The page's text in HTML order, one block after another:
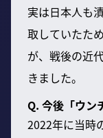
実は日本人も
取していたた
が、戦後の近
きました。
Q. 今後「ウン
2022年に当時